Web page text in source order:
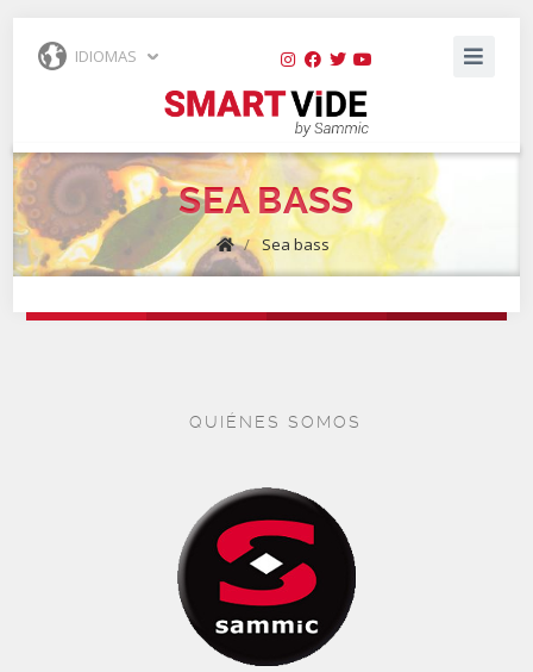
IDIOMAS
SEA BASS
/ Sea bass
QUIÉNES SOMOS